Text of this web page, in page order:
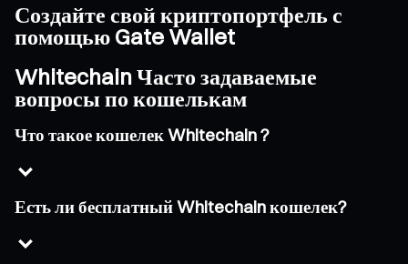
Создайте свой криптопортфель с
помощью Gate Wallet
Whitechain Часто задаваемые
вопросы по кошелькам
Что такое кошелек Whitechain ?
Есть ли бесплатный Whitechain кошелек?